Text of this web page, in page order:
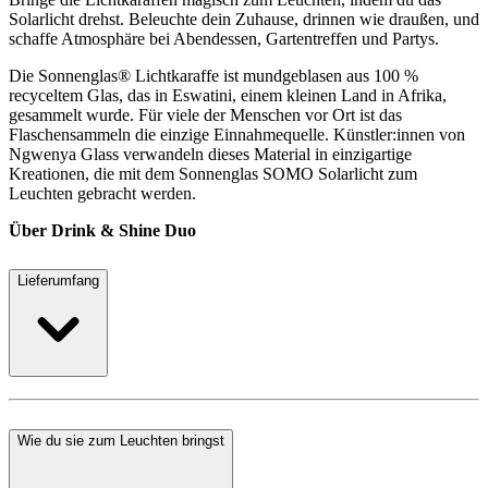
Solarlicht drehst. Beleuchte dein Zuhause, drinnen wie draußen, und
schaffe Atmosphäre bei Abendessen, Gartentreffen und Partys.
Die Sonnenglas® Lichtkaraffe ist mundgeblasen aus 100 %
recyceltem Glas, das in Eswatini, einem kleinen Land in Afrika,
gesammelt wurde. Für viele der Menschen vor Ort ist das
Flaschensammeln die einzige Einnahmequelle. Künstler:innen von
Ngwenya Glass verwandeln dieses Material in einzigartige
Kreationen, die mit dem Sonnenglas SOMO Solarlicht zum
Leuchten gebracht werden.
Über Drink & Shine Duo
Lieferumfang
Wie du sie zum Leuchten bringst